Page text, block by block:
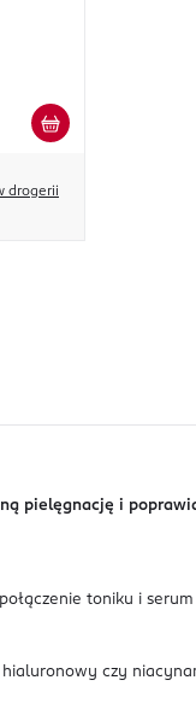
drogerii
pielęgnację i
toniku i
czy